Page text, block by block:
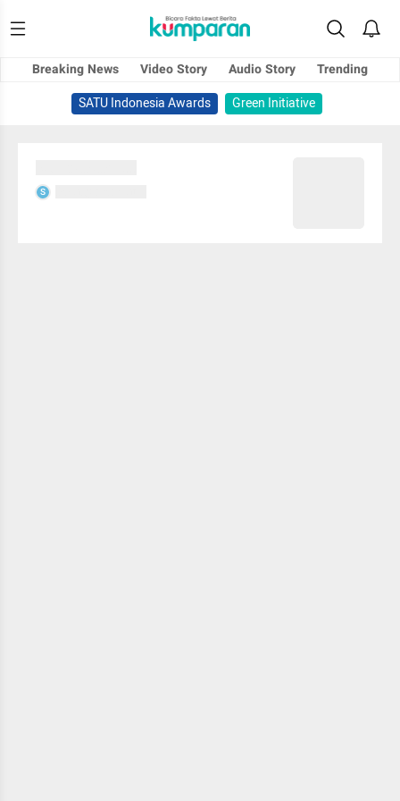
Breaking News Video Story Audio Story
Trending
SATU Indonesia Awards
Green Initiative
S